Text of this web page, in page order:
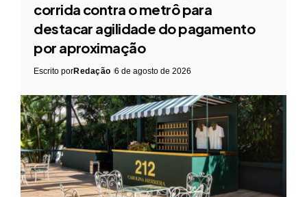
corrida contra o metrô para
destacar agilidade do pagamento
por aproximação
Escrito porRedação 6 de agosto de 2026